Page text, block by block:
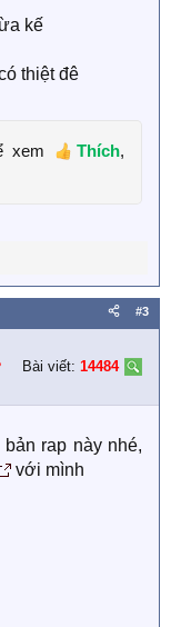
kế
thiệt đê
xem Thích,
#3
Bài viết: 14484
rap này nhé,
với mình